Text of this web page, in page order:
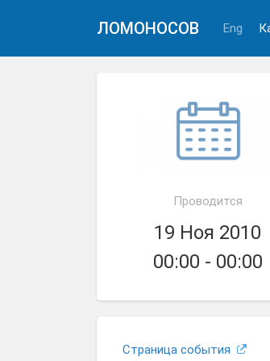
ЛОМОНОСОВ Eng
Проводится
19 Ноя 2010
00:00 - 00:00
Страница события